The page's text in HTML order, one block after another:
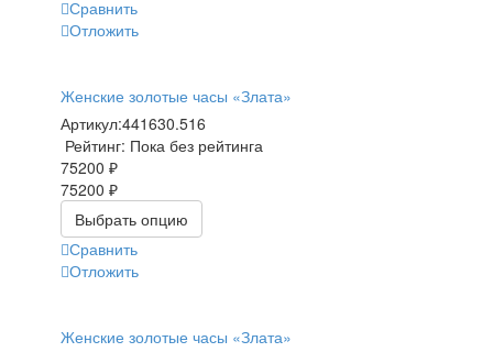
Сравнить
Отложить
Женские золотые часы «Злата»
Артикул:441630.516
Рейтинг: Пока без рейтинга
75200 ₽
75200 ₽
Выбрать опцию
Сравнить
Отложить
Женские золотые часы «Злата»